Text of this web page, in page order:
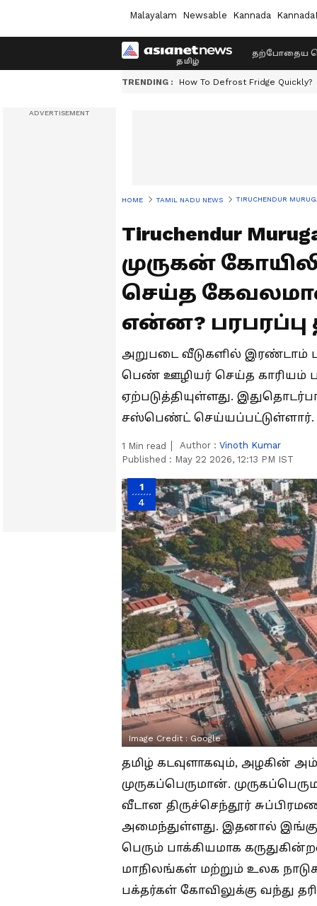
Malayalam Newsable Kannada
தற்போதைய
TRENDING : How To Defrost Fridge Quickly?
HOME TAMIL NADU NEWS TIRUCHENDUR
Tiruchendur
முருகன்
செய்த
என்ன?
அறுபடை வீடுகளில் இரண்டாம்
பெண் ஊழியர் செய்த காரியம்
ஏற்படுத்தியுள்ளது.
சஸ்பெண்ட் செய்யப்பட்டுள்ளார்.
1 Min read Author : Vinoth Kumar
Published : May 22 2026, 12:13 PM IST
1
4
Image Credit : Google
தமிழ் கடவுளாகவும், அழகின்
முருகப்பெருமான்.
வீடான திருச்செந்தூர்
அமைந்துள்ளது. இதனால் இங்கு
பெரும் பாக்கியமாக
மாநிலங்கள் மற்றும் உலக
பக்தர்கள் கோவிலுக்கு வந்து